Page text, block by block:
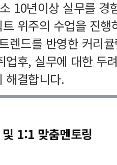
10년이상 실무를 경
위주의 수업을 진
렌드를 반영한 커리
업후, 실무에 대한 두
해결합니다.
1:1 맞춤멘토링